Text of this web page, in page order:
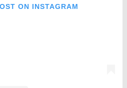
ON INSTAGRAM